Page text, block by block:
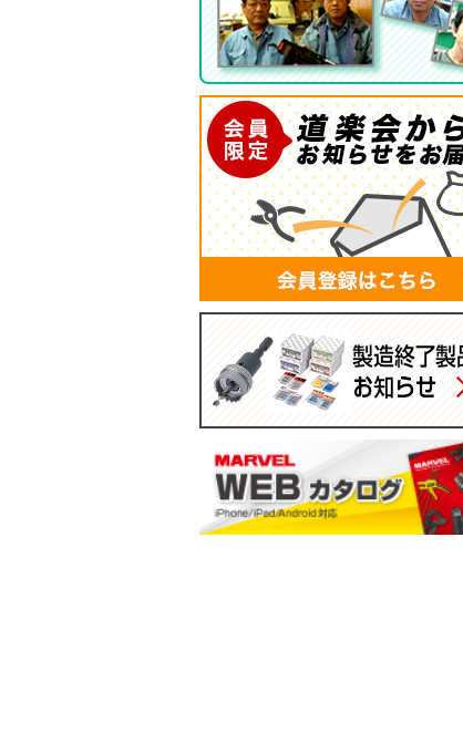
ツールバッグ
帆布シリーズ
現場用ゴミ箱
蛍光灯・モールバッグ
手袋
パーツボックス
電工バケツ
ケーブルタイホルダー
マルチポーチ
小判型ポケット